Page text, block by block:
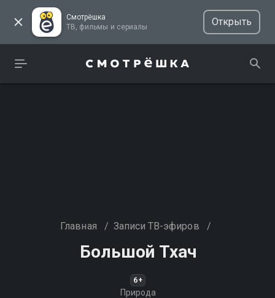
Смотрёшка
ТВ, фильмы и сериалы
Открыть
Главная / Записи ТВ-эфиров /
Большой Тхач
6+
Природа